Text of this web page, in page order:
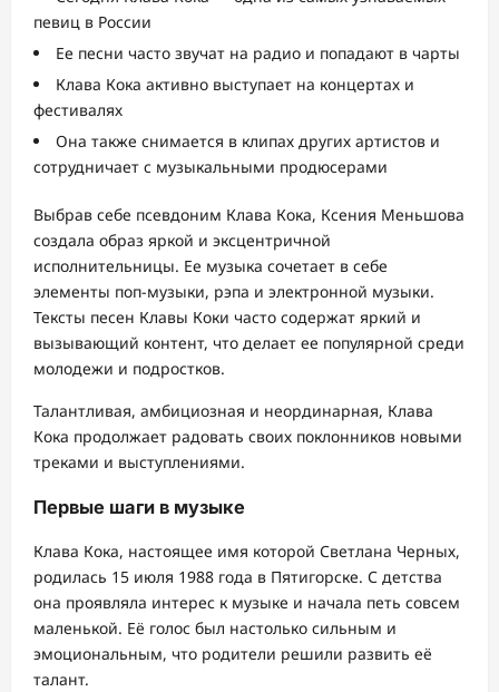
певиц в России
Ее песни часто звучат на радио и попадают в чарты
Клава Кока активно выступает на концертах и
фестивалях
Она также снимается в клипах других артистов и
сотрудничает с музыкальными продюсерами
Выбрав себе псевдоним Клава Кока, Ксения Меньшова
создала образ яркой и эксцентричной
исполнительницы. Ее музыка сочетает в себе
элементы поп-музыки, рэпа и электронной музыки.
Тексты песен Клавы Коки часто содержат яркий и
вызывающий контент, что делает ее популярной среди
молодежи и подростков.
Талантливая, амбициозная и неординарная, Клава
Кока продолжает радовать своих поклонников новыми
треками и выступлениями.
Первые шаги в музыке
Клава Кока, настоящее имя которой Светлана Черных,
родилась 15 июля 1988 года в Пятигорске. С детства
она проявляла интерес к музыке и начала петь совсем
маленькой. Её голос был настолько сильным и
эмоциональным, что родители решили развить её
талант.